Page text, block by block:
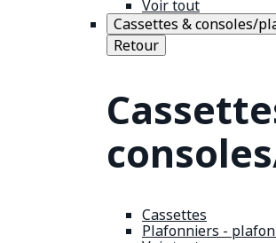
Voir tout
Cassettes & consoles/
Retour
Cassettes
Plafonniers -